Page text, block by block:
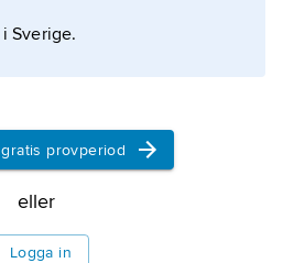
Sverige.
provperiod
eller
Logga in